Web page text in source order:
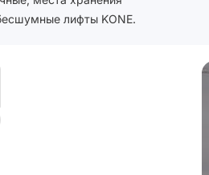
лифты KONE.